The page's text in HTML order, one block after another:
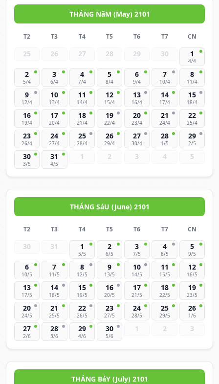
THÁNG NăM (May) 2101
T2 T3 T4 T5 T6 T7 CN
25 26 27 28 29 30 1
4/4
2
5/4
3
6/4
4
7/4
5
8/4
6
9/4
7
10/4
8
11/4
9
12/4
10
13/4
11
14/4
12
15/4
13
16/4
14
17/4
15
18/4
16
19/4
17
20/4
18
21/4
19
22/4
20
23/4
21
24/4
22
25/4
23
26/4
24
27/4
25
28/4
26
29/4
27
30/4
28
1/5
29
2/5
30
3/5
31
4/5
1 2 3 4 5
THÁNG SáU (June) 2101
T2 T3 T4 T5 T6 T7 CN
30 31 1
5/5
2
6/5
3
7/5
4
8/5
5
9/5
6
10/5
7
11/5
8
12/5
9
13/5
10
14/5
11
15/5
12
16/5
13
17/5
14
18/5
15
19/5
16
20/5
17
21/5
18
22/5
19
23/5
20
24/5
21
25/5
22
26/5
23
27/5
24
28/5
25
29/5
26
1/6
27
2/6
28
3/6
29
4/6
30
5/6
1 2 3
THÁNG BảY (July) 2101